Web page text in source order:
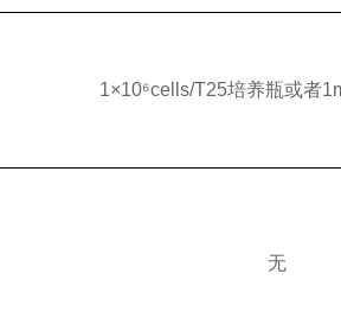
1×10⁶cells/T25培养瓶或者
无